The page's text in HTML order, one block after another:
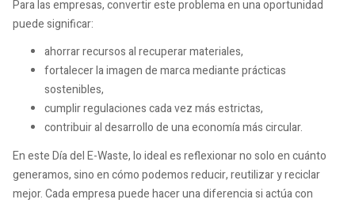
Para las empresas, convertir este problema en una oportunidad
puede significar:
ahorrar recursos al recuperar materiales,
fortalecer la imagen de marca mediante prácticas
sostenibles,
cumplir regulaciones cada vez más estrictas,
contribuir al desarrollo de una economía más circular.
En este Día del E-Waste, lo ideal es reflexionar no solo en cuánto
generamos, sino en cómo podemos reducir, reutilizar y reciclar
mejor. Cada empresa puede hacer una diferencia si actúa con